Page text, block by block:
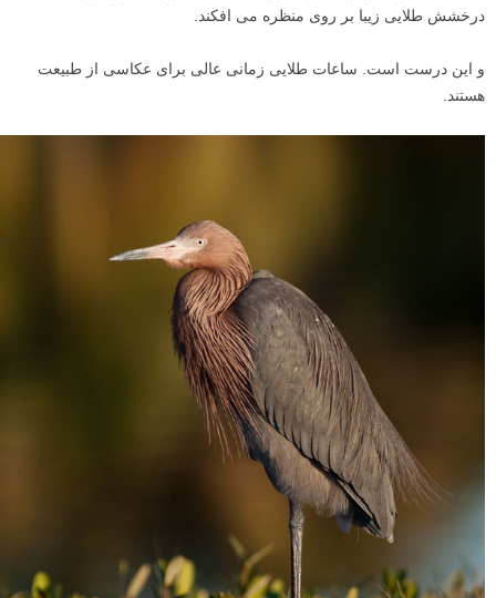
درخشش طلایی زیبا بر روی منظره می افکند.
و این درست است. ساعات طلایی زمانی عالی برای عکاسی از طبیعت
هستند.